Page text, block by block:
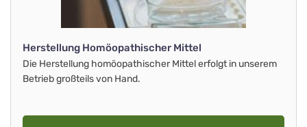
Herstellung Homöopathischer Mittel
Die Herstellung homöopathischer Mittel erfolgt in unserem
Betrieb großteils von Hand.